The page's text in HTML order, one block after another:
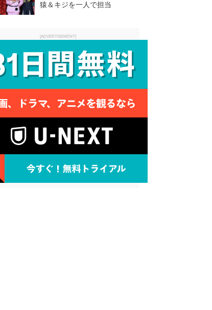
猿＆キジを一人で担当
[ADVERTISEMENT]